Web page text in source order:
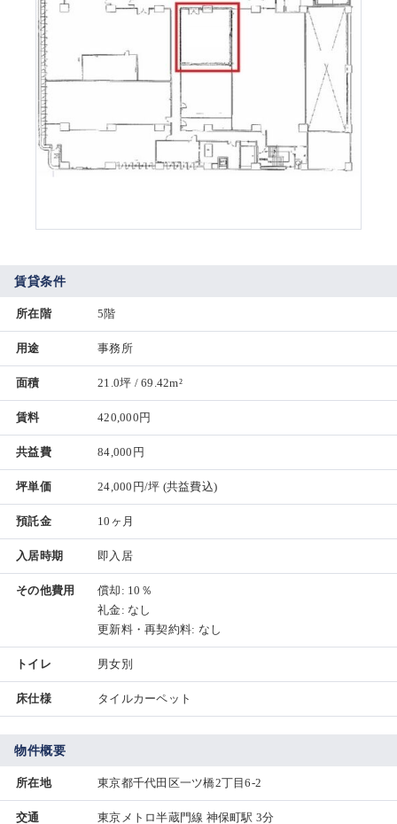
賃貸条件
所在階 5階
用途 事務所
面積 21.0坪 / 69.42m²
賃料 420,000円
共益費 84,000円
坪単価 24,000円/坪 (共益費込)
預託金 10ヶ月
入居時期 即入居
その他費用
償却: 10％
礼金: なし
更新料・再契約料: なし
トイレ 男女別
床仕様 タイルカーペット
物件概要
所在地 東京都千代田区一ツ橋2丁目6-2
交通 東京メトロ半蔵門線 神保町駅 3分